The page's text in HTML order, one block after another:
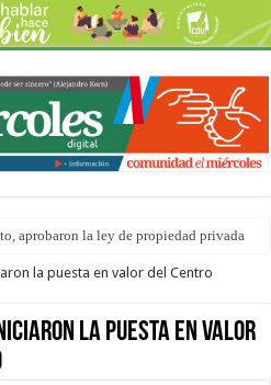
aprobaron la ley de propiedad privada
de los 90 niños, niñas y adolescentes que
la puesta en valor del Centro
la puesta en valor